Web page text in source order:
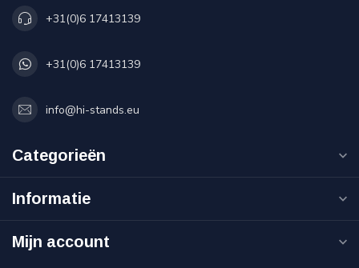
+31(0)6 17413139
+31(0)6 17413139
info@hi-stands.eu
Categorieën
Informatie
Mijn account